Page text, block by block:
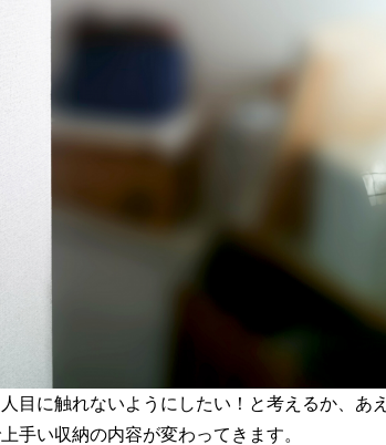
目に触れないようにしたい！と考えるか、あえ
手い収納の内容が変わってきます。